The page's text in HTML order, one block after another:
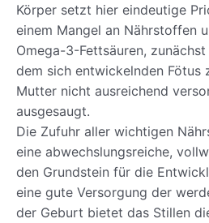
Körper setzt hier eindeutige
einem Mangel an Nährstoffen
Omega-3-Fettsäuren,
dem sich entwickelnden Fötus
Mutter nicht ausreichend
ausgesaugt.
Die Zufuhr aller wichtigen
eine abwechslungsreiche,
den Grundstein für die
eine gute Versorgung der
der Geburt bietet das Stillen